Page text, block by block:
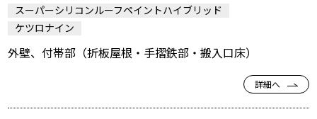
スーパーシリコンルーフペイントハイブリッド
ケツロナイン
外壁、付帯部（折板屋根・手摺鉄部・搬入口床）
詳細へ